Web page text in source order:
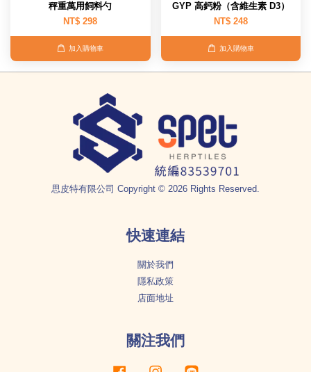
秤重萬用飼料勺
NT$ 298
加入購物車
GYP 高鈣粉（含維生素 D3）
NT$ 248
加入購物車
思皮特有限公司 Copyright © 2026 Rights Reserved.
快速連結
關於我們
隱私政策
店面地址
關注我們
Facebook Instagram